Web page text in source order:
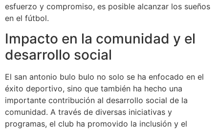
esfuerzo y compromiso, es posible alcanzar los sueños
en el fútbol.
Impacto en la comunidad y el
desarrollo social
El san antonio bulo bulo no solo se ha enfocado en el
éxito deportivo, sino que también ha hecho una
importante contribución al desarrollo social de la
comunidad. A través de diversas iniciativas y
programas, el club ha promovido la inclusión y el